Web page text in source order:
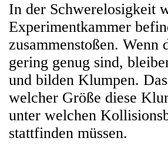
In der Schwerelosigkeit
Experimentkammer
zusammenstoßen.
gering genug sind,
und bilden Klumpen.
welcher Größe diese
unter welchen
stattfinden müssen.